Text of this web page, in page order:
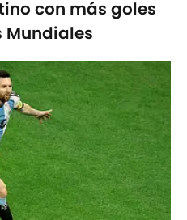
con más goles
Mundiales